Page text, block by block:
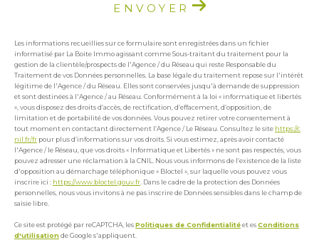
ENVOYER
Les informations recueillies sur ce formulaire sont enregistrées dans un fichier
informatisé par La Boite Immo agissant comme Sous-traitant du traitement pour la
gestion de la clientèle/prospects de l'Agence / du Réseau qui reste Responsable du
Traitement de vos Données personnelles. La base légale du traitement repose sur l'intérêt
légitime de l'Agence / du Réseau. Elles sont conservées jusqu'à demande de suppression
et sont destinées à l'Agence / au Réseau. Conformément à la loi « informatique et libertés
», vous disposez des droits d’accès, de rectification, d’effacement, d’opposition, de
limitation et de portabilité de vos données. Vous pouvez retirer votre consentement à
tout moment en contactant directement l’Agence / Le Réseau. Consultez le site https://c
nil.fr/fr pour plus d’informations sur vos droits. Si vous estimez, après avoir contacté
l'Agence / le Réseau, que vos droits « Informatique et Libertés » ne sont pas respectés, vous
pouvez adresser une réclamation à la CNIL. Nous vous informons de l’existence de la liste
d'opposition au démarchage téléphonique « Bloctel », sur laquelle vous pouvez vous
inscrire ici : https://www.bloctel.gouv.fr . Dans le cadre de la protection des Données
personnelles, nous vous invitons à ne pas inscrire de Données sensibles dans le champ de
saisie libre.
Ce site est protégé par reCAPTCHA, lesPolitiques de Confidentialitéet esConditions
d'utilisationde Google s'appliquent.